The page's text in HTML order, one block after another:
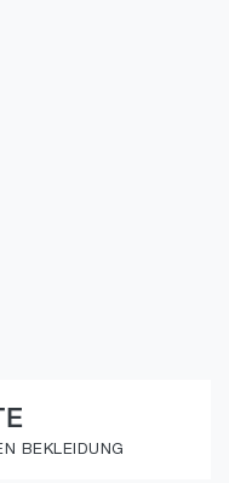
BEKLEIDUNG